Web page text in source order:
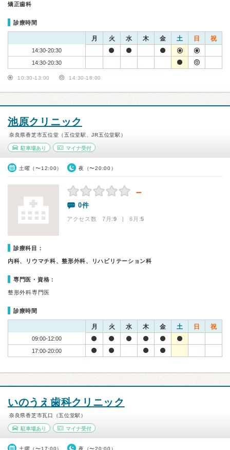
矯正歯科
診療時間
月 火 水 木 金 土 日 祝
14:30-20:30
14:30-20:30
10:30-13:00 14:30-18:00
池原クリニック
奈良県香芝市五位堂（五位堂駅、JR五位堂駅）
駐車場あり マイナ受付
土曜（〜12:00） 夜（〜20:00）
－
0件
アクセス数 7月:9 | 6月:5
診療科目：
内科、リウマチ科、整形外科、リハビリテーション科
専門医・資格：
整形外科専門医
診療時間
月 火 水 木 金 土 日 祝
09:00-12:00
17:00-20:00
いのうえ歯科クリニック
奈良県香芝市瓦口（五位堂駅）
駐車場あり マイナ受付
土曜（〜17:00） 夜（〜20:00）